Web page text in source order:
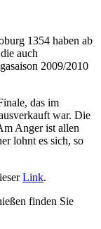
1354 haben ab
auch
2009/2010
das im
war. Die
Anger ist allen
lohnt es sich, so
Link.
finden Sie